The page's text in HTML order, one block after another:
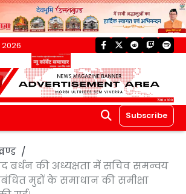
facebook
twitterreddittwitch
Subscribe
की अध्यक्षता में सचिव समन्वय
मुद्दों के समाधान की समीक्षा